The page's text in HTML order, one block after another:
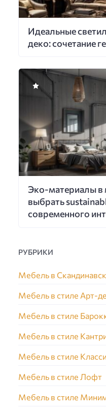
Идеальные
деко: сочетание
Эко-материалы в
выбрать
современного
РУБРИКИ
Мебель в
Мебель в стиле Арт-
Мебель в стиле
Мебель в стиле
Мебель в стиле
Мебель в стиле Лофт
Мебель в стиле